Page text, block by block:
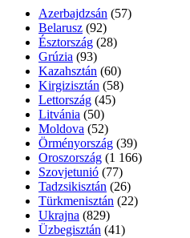
Azerbajdzsán (57)
Belarusz (92)
Észtország (28)
Grúzia (93)
Kazahsztán (60)
Kirgizisztán (58)
Lettország (45)
Litvánia (50)
Moldova (52)
Örményország (39)
Oroszország (1 166)
Szovjetunió (77)
Tadzsikisztán (26)
Türkmenisztán (22)
Ukrajna (829)
Üzbegisztán (41)